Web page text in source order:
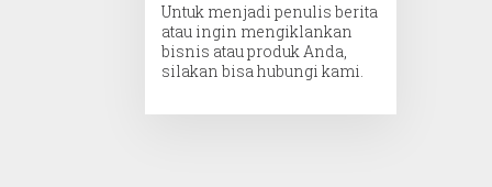
Untuk menjadi penulis berita
atau ingin mengiklankan
bisnis atau produk Anda,
silakan bisa hubungi kami.